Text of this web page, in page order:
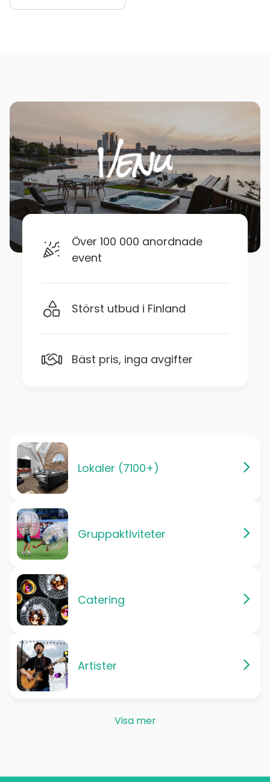
Över 100 000 anordnade
event
Störst utbud i Finland
Bäst pris, inga avgifter
Lokaler (7100+)
Gruppaktiviteter
Catering
Artister
Visa mer